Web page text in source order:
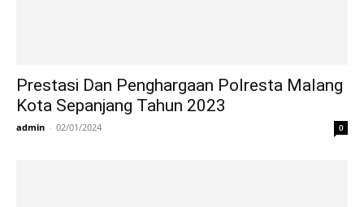
Prestasi Dan Penghargaan Polresta Malang
Kota Sepanjang Tahun 2023
admin - 02/01/2024 0